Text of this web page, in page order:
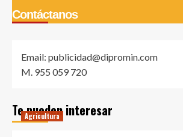
Contáctanos
Email: publicidad@dipromin.com
M. 955 059 720
Te pueden interesar
Agricultura